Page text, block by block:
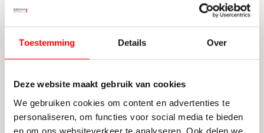
Toestemming Details Over
Deze website maakt gebruik van cookies
We gebruiken cookies om content en advertenties te
personaliseren, om functies voor social media te bieden
en om ons websiteverkeer te analyseren. Ook delen we
Een makelaar kan je bij zowel de aankoop als de
verkoop helpen, zodat je niet voor verrassingen
komt te staan. Een makelaar kent de markt en kan
je adviseren over de beste timing en strategie.
makelaars voor advies.
3. Zorg voor financiële zekerheid
Door eerst je volgende huis te kopen, loop je het